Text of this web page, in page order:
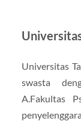
Universitas
swasta
A.Fakultas